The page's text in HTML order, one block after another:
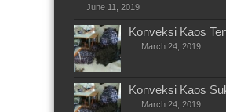
June 11, 2019
Konveksi Kaos
March 24, 2019
Konveksi Kaos
March 24, 2019